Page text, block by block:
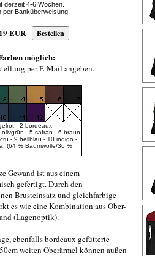
derzeit 4-6 Wochen.
per Banküberweisung.
EUR
möglich:
per E-Mail angeben.
- 2 bordeaux -
- 5 safran - 6 braun
- 9 hellblau - 10 indigo -
(64 % Baumwolle/36 %
Gewand ist aus einem
gefertigt. Durch den
Brusteinsatz und gleichfarbige
es wie eine Kombination aus Ober-
(Lagenoptik).
ebenfalls bordeaux gefütterte
weiten Oberärmel können außen